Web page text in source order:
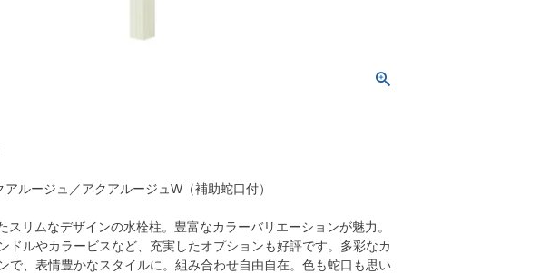
ルージュ／アクアルージュW（補助蛇口付）
スリムなデザインの水栓柱。豊富なカラーバリエーションが魅力。
ドルやカラービスなど、充実したオプションも好評です。多彩なカ
で、表情豊かなスタイルに。組み合わせ自由自在。色も蛇口も思い